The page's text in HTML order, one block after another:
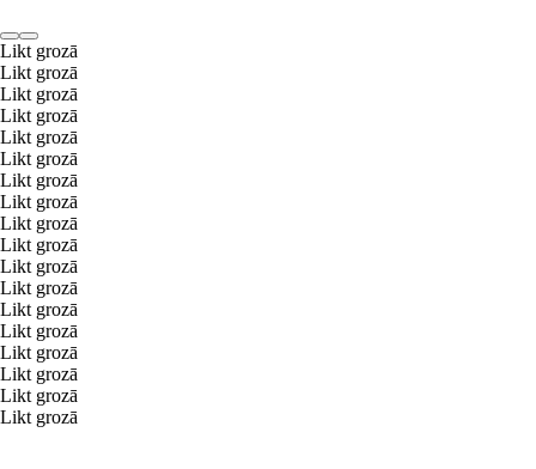
Likt grozā
Likt grozā
Likt grozā
Likt grozā
Likt grozā
Likt grozā
Likt grozā
Likt grozā
Likt grozā
Likt grozā
Likt grozā
Likt grozā
Likt grozā
Likt grozā
Likt grozā
Likt grozā
Likt grozā
Likt grozā